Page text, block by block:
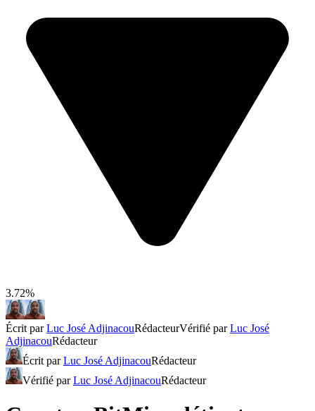
3.72%
Écrit parLuc José AdjinacouRédacteurVérifié parLuc José
AdjinacouRédacteur
Écrit parLuc José AdjinacouRédacteur
Vérifié parLuc José AdjinacouRédacteur